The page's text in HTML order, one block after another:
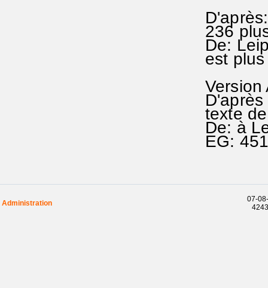
236
De:
est
Version
texte
De: à
EG:
Administration
07-